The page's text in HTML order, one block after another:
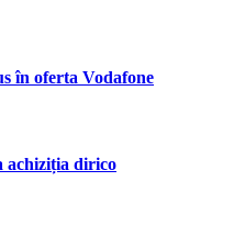
în oferta Vodafone
achiziția dirico